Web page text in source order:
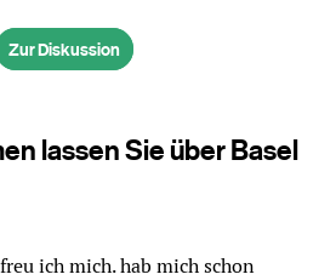
Zur Diskussion
lassen Sie über Basel
ich mich. hab mich schon